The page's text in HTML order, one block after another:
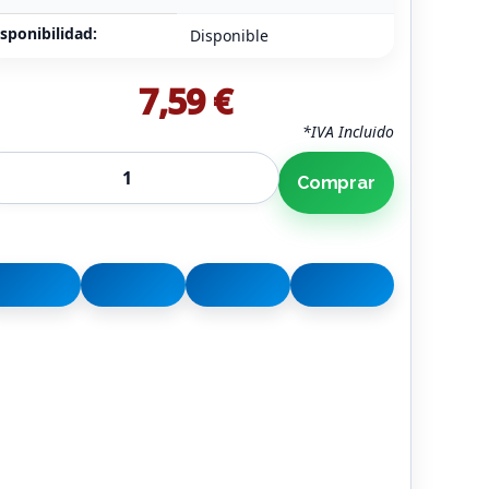
Disponible
7,59 €
*IVA Incluido
Comprar